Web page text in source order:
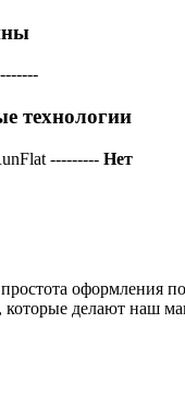
технологии
--------- Нет
оформления
делают наш